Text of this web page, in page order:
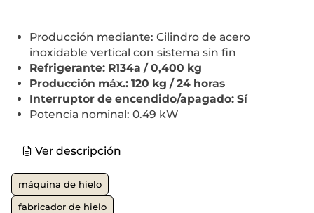
Producción mediante: Cilindro de acero
inoxidable vertical con sistema sin fin
Refrigerante: R134a / 0,400 kg
Producción máx.: 120 kg / 24 horas
Interruptor de encendido/apagado: Sí
Potencia nominal: 0.49 kW
Ver descripción
máquina de hielo
fabricador de hielo